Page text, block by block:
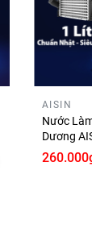
AISIN
Nước
Dương
Coolant